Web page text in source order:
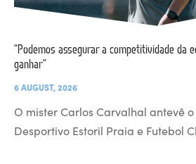
“Podemos assegurar a competitividade da
ganhar”
6 AUGUST, 2026
O mister Carlos Carvalhal antevê
Desportivo Estoril Praia e Futebol